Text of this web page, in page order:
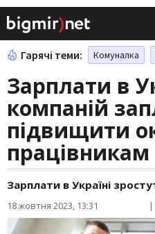
Гарячі теми: Комуналка
Зарплати в
компаній
підвищити
працівникам
Зарплати в Україні
18 жовтня 2023, 13:31 |